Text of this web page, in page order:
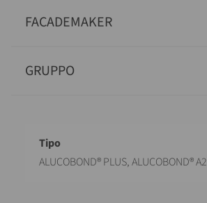
FACADEMAKER
GRUPPO
Descrizione
ALUCOBOND® PLUS, ALUCOBOND® A2